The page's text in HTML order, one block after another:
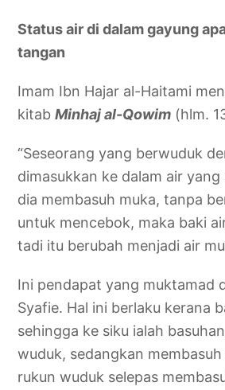
Status air di dalam gayung
tangan
Imam Ibn Hajar al-Haitami
kitabMinhaj al-Qowim (hlm.
“Seseorang yang berwuduk
dimasukkan ke dalam air
dia membasuh muka, tanpa
untuk mencebok, maka baki
tadi itu berubah menjadi air
Ini pendapat yang muktamad
Syafie. Hal ini berlaku kerana
sehingga ke siku ialah
wuduk, sedangkan
rukun wuduk selepas